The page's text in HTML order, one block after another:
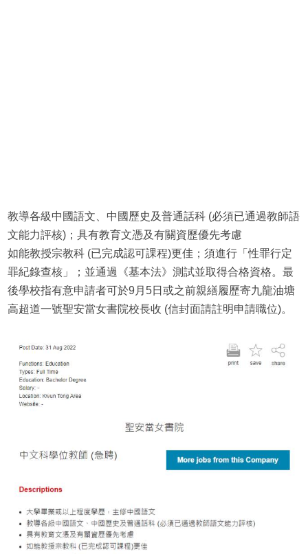
教導各級中國語文、中國歷史及普通話科 (必須已通過教師語
文能力評核)；具有教育文憑及有關資歷優先考慮
如能教授宗教科 (已完成認可課程)更佳；須進行「性罪行定
罪紀錄查核」；並通過《基本法》測試並取得合格資格。最
後學校指有意申請者可於9月5日或之前親繕履歷寄九龍油塘
高超道一號聖安當女書院校長收 (信封面請註明申請職位)。